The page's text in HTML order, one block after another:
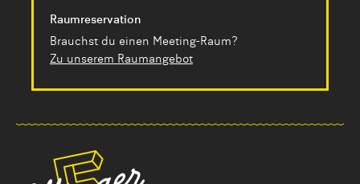
Raumreservation
Brauchst du einen Meeting-Raum?
Zu unserem Raumangebot